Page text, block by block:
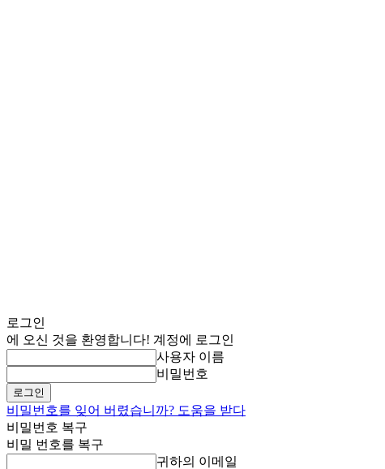
로그인
에 오신 것을 환영합니다! 계정에 로그인
사용자 이름
비밀번호
비밀번호를 잊어 버렸습니까? 도움을 받다
비밀번호 복구
비밀 번호를 복구
귀하의 이메일